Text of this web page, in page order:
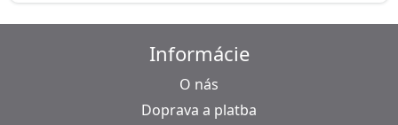
Informácie
O nás
Doprava a platba